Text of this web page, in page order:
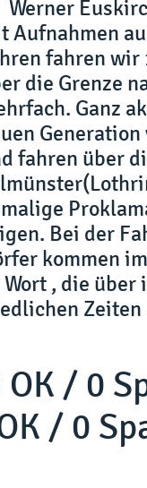
Werner
Aufnahmen
fahren wir
die Grenze
Ganz
fahren über
Bei der
kommen
Wort , die über
Zeiten
/ 0
/ 0